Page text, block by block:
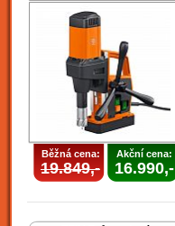
Běžná cena:
19.849,-
Akční cena:
16.990,-